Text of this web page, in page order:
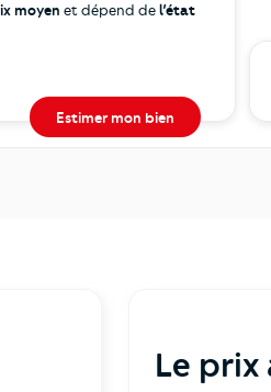
moyen et dépend del’état
Estimer mon bien
Le prix